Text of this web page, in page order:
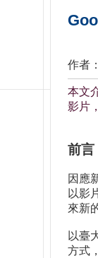
作者
本文
影片
前言
因應
以影
來新
以臺
方式